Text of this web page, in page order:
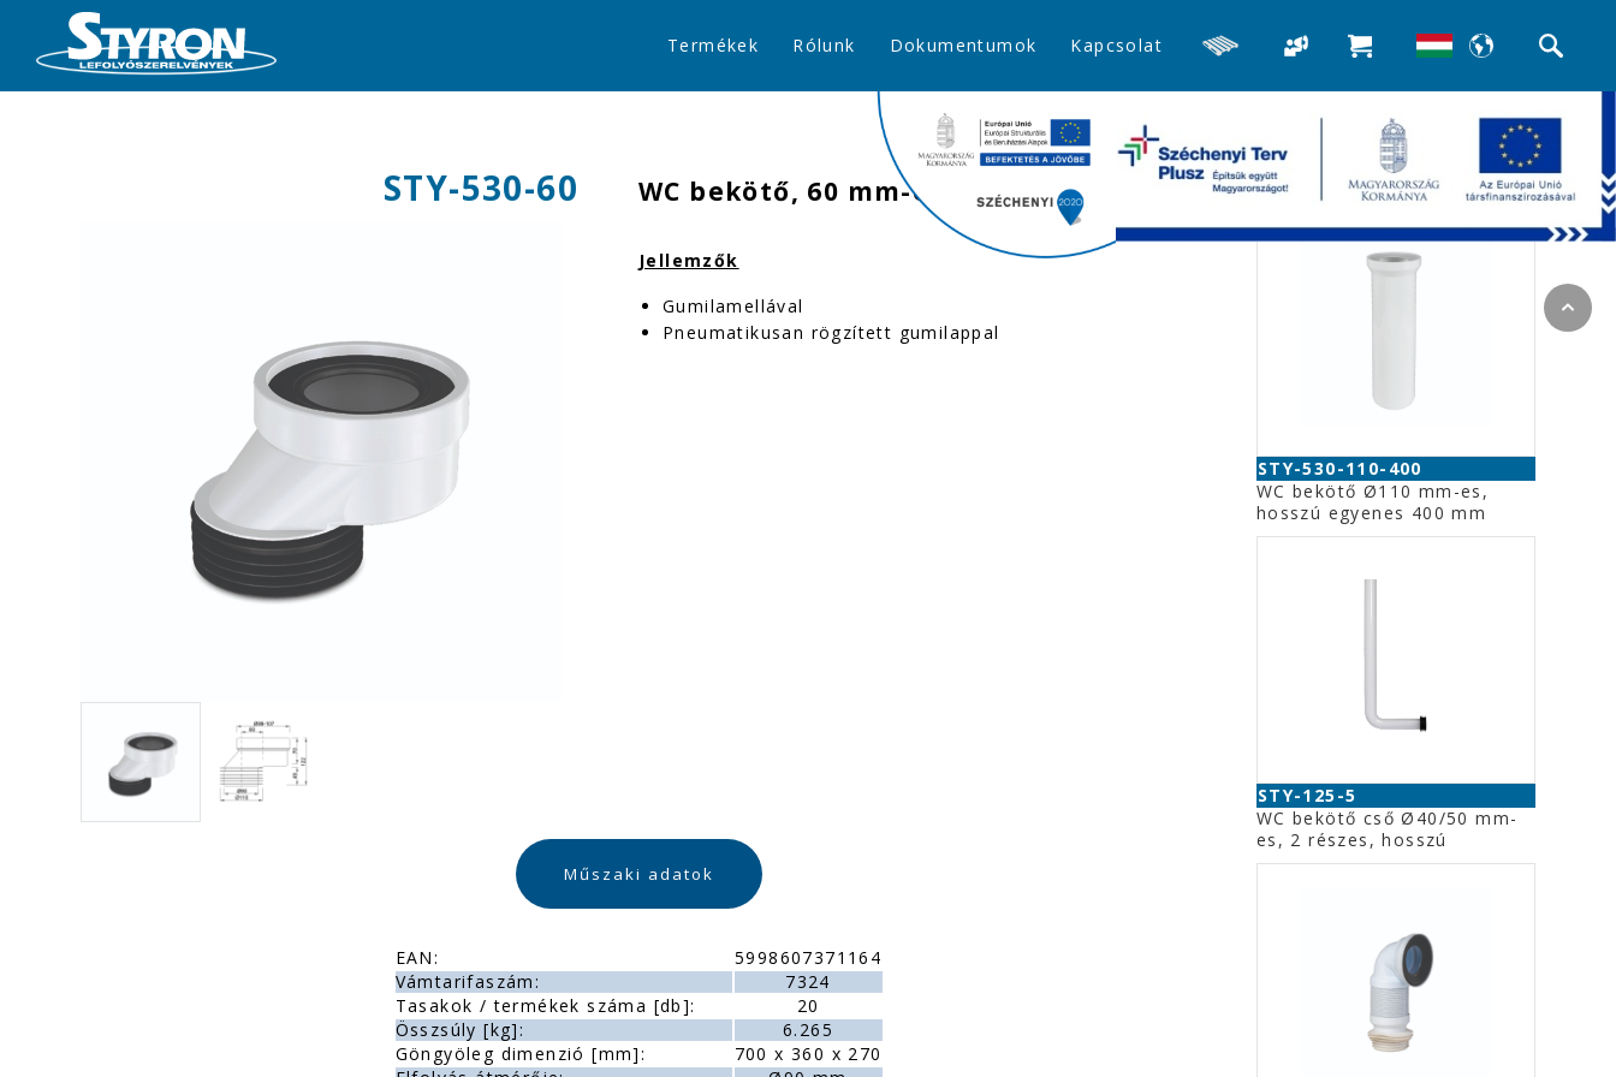
Termékek Rólunk Dokumentumok Kapcsolat
>>WC bekötők, excenterek
STY-530-60 WC bekötő, 60 mm-es eltolású
Jellemzők
Gumilamellával
Pneumatikusan rögzített gumilappal
Műszaki adatok
EAN:
5998607371164
Vámtarifaszám:
7324
Tasakok / termékek száma [db]:
20
Összsúly [kg]:
6.265
Göngyöleg dimenzió [mm]:
700 x 360 x 270
Kapcsolódó termékek
STY-530-110-400
WC bekötő Ø110 mm-es,
hosszú egyenes 400 mm
STY-125-5
WC bekötő cső Ø40/50 mm-
es, 2 részes, hosszú